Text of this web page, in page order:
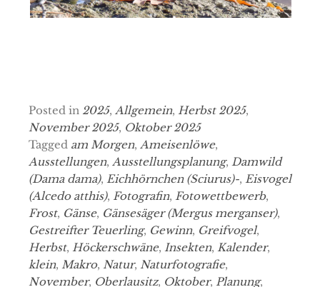
Posted in 2025, Allgemein, Herbst 2025,
November 2025, Oktober 2025
Tagged am Morgen, Ameisenlöwe,
Ausstellungen, Ausstellungsplanung, Damwild
(Dama dama), Eichhörnchen (Sciurus)-, Eisvogel
(Alcedo atthis), Fotografin, Fotowettbewerb,
Frost, Gänse, Gänsesäger (Mergus merganser),
Gestreifter Teuerling, Gewinn, Greifvogel,
Herbst, Höckerschwäne, Insekten, Kalender,
klein, Makro, Natur, Naturfotografie,
November, Oberlausitz, Oktober, Planung,